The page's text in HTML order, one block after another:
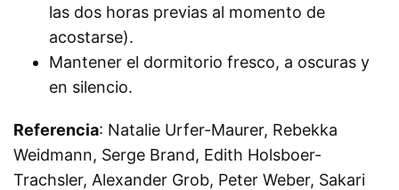
las dos horas previas al momento de
acostarse).
Mantener el dormitorio fresco, a oscuras y
en silencio.
Referencia: Natalie Urfer-Maurer, Rebekka
Weidmann, Serge Brand, Edith Holsboer-
Trachsler, Alexander Grob, Peter Weber, Sakari